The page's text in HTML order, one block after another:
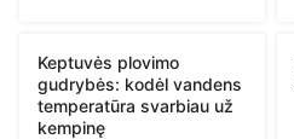
Keptuvės plovimo
gudrybės: kodėl vandens
temperatūra svarbiau už
kempinę